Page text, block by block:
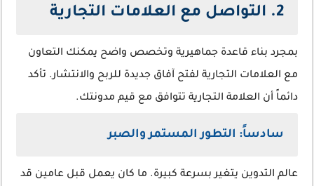
2. التواصل مع العلامات التجارية
بمجرد بناء قاعدة جماهيرية وتخصص واضح يمكنك التعاون
مع العلامات التجارية لفتح آفاق جديدة للربح والانتشار. تأكد
دائماً أن العلامة التجارية تتوافق مع قيم مدونتك.
سادساً: التطور المستمر والصبر
عالم التدوين يتغير بسرعة كبيرة. ما كان يعمل قبل عامين قد